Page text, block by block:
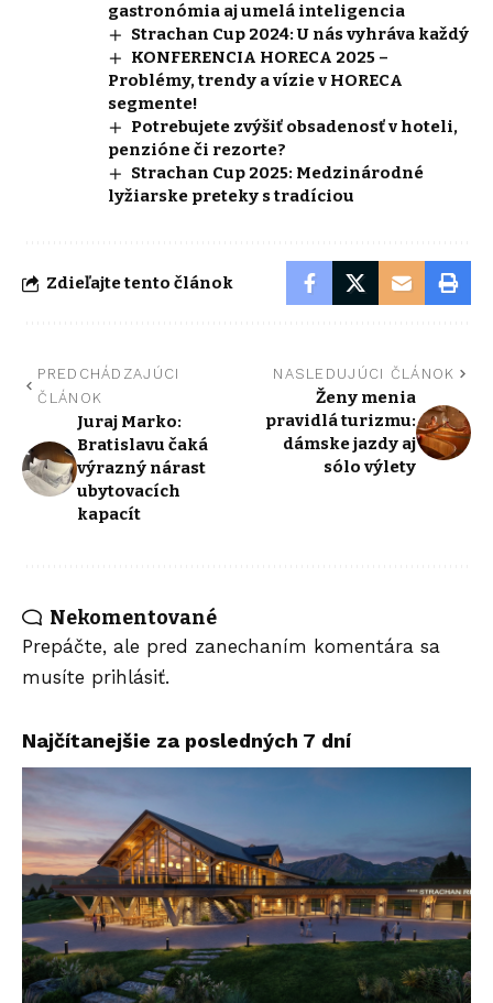
gastronómia aj umelá inteligencia
Strachan Cup 2024: U nás vyhráva každý
KONFERENCIA HORECA 2025 –
Problémy, trendy a vízie v HORECA
segmente!
Potrebujete zvýšiť obsadenosť v hoteli,
penzióne či rezorte?
Strachan Cup 2025: Medzinárodné
lyžiarske preteky s tradíciou
Zdieľajte tento článok
PREDCHÁDZAJÚCI
ČLÁNOK
Juraj Marko:
Bratislavu čaká
výrazný nárast
ubytovacích
kapacít
NASLEDUJÚCI ČLÁNOK
Ženy menia
pravidlá turizmu:
dámske jazdy aj
sólo výlety
Nekomentované
Prepáčte, ale pred zanechaním komentára sa
musíte prihlásiť.
Najčítanejšie za posledných 7 dní